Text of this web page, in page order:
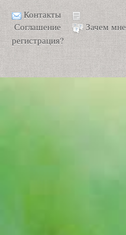
Контакты
Соглашение
Зачем мне
регистрация?